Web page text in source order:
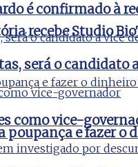
recebe Studio
poupança e fazer
é confirmado à
será o candidato
como vice-